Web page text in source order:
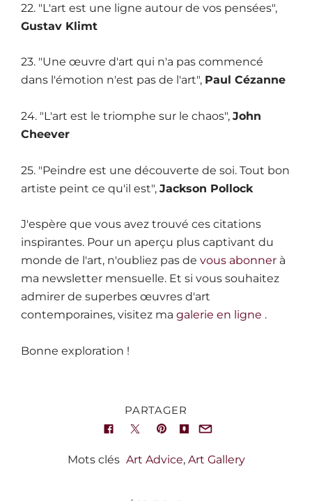
22. "L'art est une ligne autour de vos pensées",
Gustav Klimt
23. "Une œuvre d'art qui n'a pas commencé
dans l'émotion n'est pas de l'art", Paul Cézanne
24. "L'art est le triomphe sur le chaos", John
Cheever
25. "Peindre est une découverte de soi. Tout bon
artiste peint ce qu'il est", Jackson Pollock
J'espère que vous avez trouvé ces citations
inspirantes. Pour un aperçu plus captivant du
monde de l'art, n'oubliez pas de vous abonner à
ma newsletter mensuelle. Et si vous souhaitez
admirer de superbes œuvres d'art
contemporaines, visitez ma galerie en ligne .
Bonne exploration !
PARTAGER
Mots clés Art Advice, Art Gallery